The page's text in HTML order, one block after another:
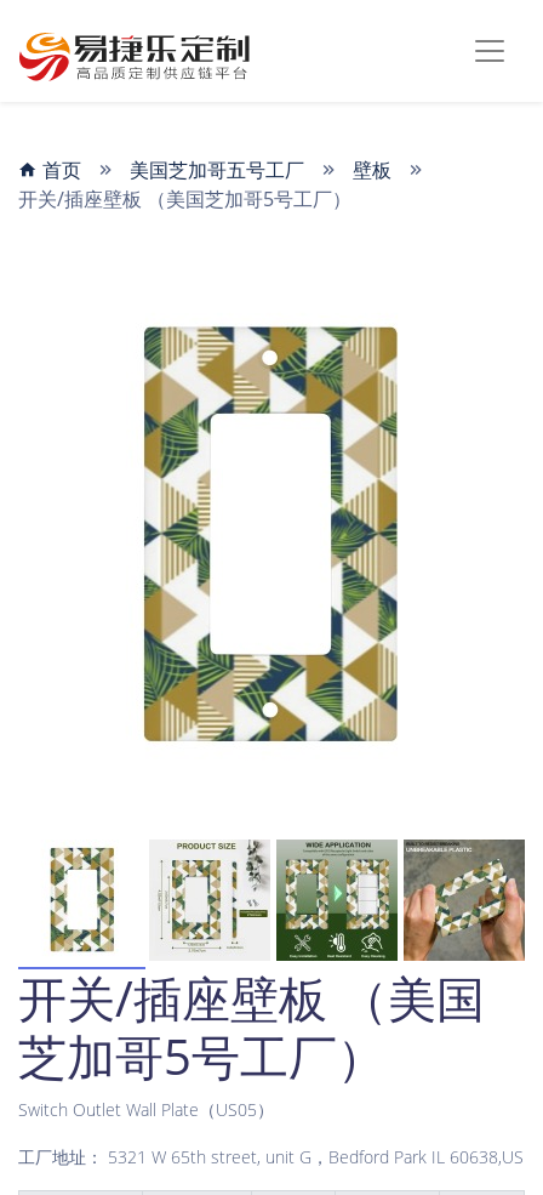
首页 美国芝加哥五号工厂
壁板
开关/插座壁板 （美国芝加哥5号工厂）
开关/插座壁板 （美国
芝加哥5号工厂）
Switch Outlet Wall Plate（US05）
工厂地址： 5321 W 65th street, unit G，Bedford Park IL 60638,US